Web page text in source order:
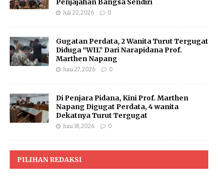
Penjajahan Bangsa Sendiri
Juli 22, 2026 0
Gugatan Perdata, 2 Wanita Turut Tergugat
Diduga “WIL” Dari Narapidana Prof.
Marthen Napang
Juni 27, 2026 0
Di Penjara Pidana, Kini Prof. Marthen
Napang Digugat Perdata, 4 wanita
Dekatnya Turut Tergugat
Juni 18, 2026 0
PILIHAN REDAKSI